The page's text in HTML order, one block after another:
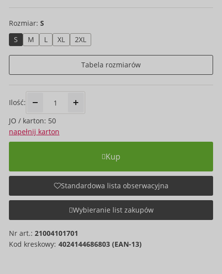
Rozmiar: S
S
M L XL 2XL
Tabela rozmiarów
Ilość:
JO / karton: 50
napełnij karton
Kup
Standardowa lista obserwacyjna
Wybieranie list zakupów
Nr art.: 21004101701
Kod kreskowy: 4024144686803 (EAN-13)